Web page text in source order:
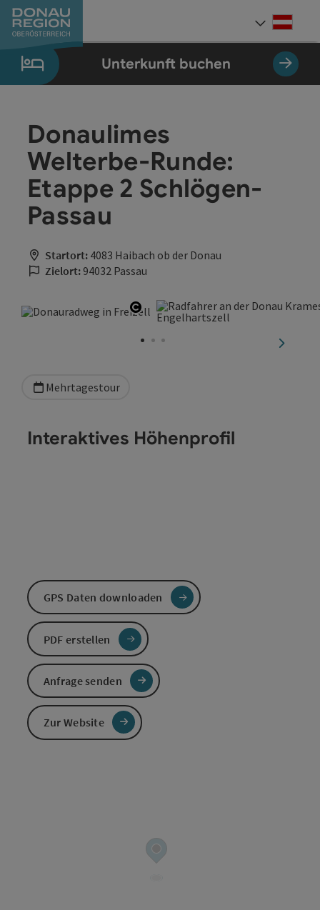
Zum Inhalt
Zur Navigation
Zum Seitenanfang
Zur Kontaktseite
Zum Impressum
Zur Startseite
Unterkunft buchen
Donaulimes
Welterbe-Runde:
Etappe 2 Schlögen-
Passau
Startort: 4083 Haibach ob der Donau
Zielort: 94032 Passau
Copyright öffnen
Mehrtagestour
Interaktives Höhenprofil
GPS Daten downloaden
PDF erstellen
Anfrage senden
Zur Website